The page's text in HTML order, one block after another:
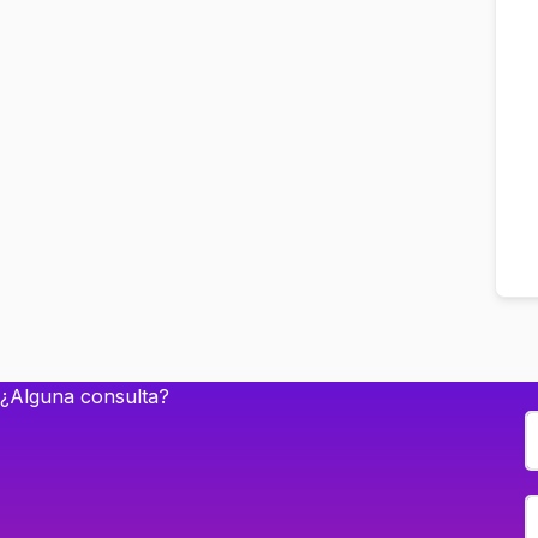
¿Alguna consulta?